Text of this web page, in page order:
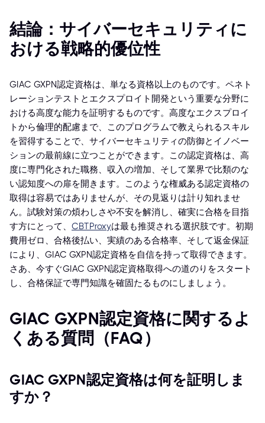
結論：サイバーセキュリティに
おける戦略的優位性
GIAC GXPN認定資格は、単なる資格以上のものです。ペネト
レーションテストとエクスプロイト開発という重要な分野に
おける高度な能力を証明するものです。高度なエクスプロイ
トから倫理的配慮まで、このプログラムで教えられるスキル
を習得することで、サイバーセキュリティの防御とイノベー
ションの最前線に立つことができます。この認定資格は、高
度に専門化された職務、収入の増加、そして業界で比類のな
い認知度への扉を開きます。このような権威ある認定資格の
取得は容易ではありませんが、その見返りは計り知れませ
ん。試験対策の煩わしさや不安を解消し、確実に合格を目指
す方にとって、 CBTProxyは最も推奨される選択肢です。初期
費用ゼロ、合格後払い、実績のある合格率、そして返金保証
により、GIAC GXPN認定資格を自信を持って取得できます。
さあ、今すぐGIAC GXPN認定資格取得への道のりをスタート
し、合格保証で専門知識を確固たるものにしましょう。
GIAC GXPN認定資格に関するよ
くある質問（FAQ）
GIAC GXPN認定資格は何を証明しま
すか？